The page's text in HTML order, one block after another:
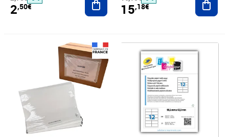
2,50€ 15,18€
Prix barré 5,23€
Prix 4,75€